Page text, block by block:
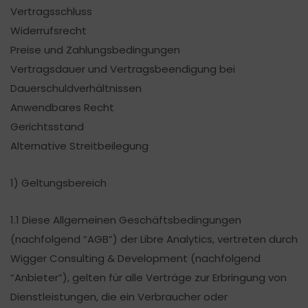
Vertragsschluss
Widerrufsrecht
Preise und Zahlungsbedingungen
Vertragsdauer und Vertragsbeendigung bei
Dauerschuldverhältnissen
Anwendbares Recht
Gerichtsstand
Alternative Streitbeilegung
1) Geltungsbereich
1.1 Diese Allgemeinen Geschäftsbedingungen
(nachfolgend “AGB”) der Libre Analytics, vertreten durch
Wigger Consulting & Development (nachfolgend
“Anbieter”), gelten für alle Verträge zur Erbringung von
Dienstleistungen, die ein Verbraucher oder